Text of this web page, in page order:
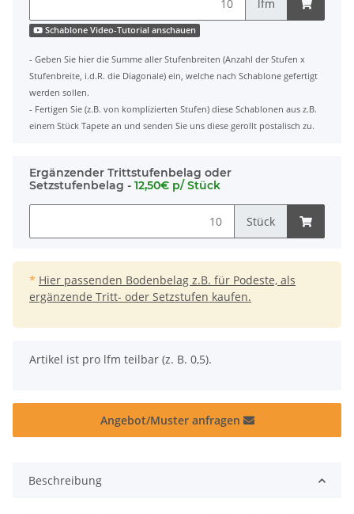
lfm
Schablone Video-Tutorial anschauen
- Geben Sie hier die Summe aller Stufenbreiten (Anzahl der Stufen x
Stufenbreite, i.d.R. die Diagonale) ein, welche nach Schablone gefertigt
werden sollen.
- Fertigen Sie (z.B. von komplizierten Stufen) diese Schablonen aus z.B.
einem Stück Tapete an und senden Sie uns diese gerollt postalisch zu.
Ergänzender Trittstufenbelag oder
Setzstufenbelag - 12,50€ p/ Stück
Stück
* Hier passenden Bodenbelag z.B. für Podeste, als
ergänzende Tritt- oder Setzstufen kaufen.
x
Artikel ist pro lfm teilbar (z. B. 0,5).
Angebot/Muster anfragen
Beschreibung